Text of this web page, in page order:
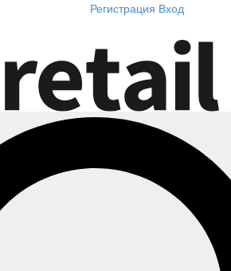
Регистрация Вход